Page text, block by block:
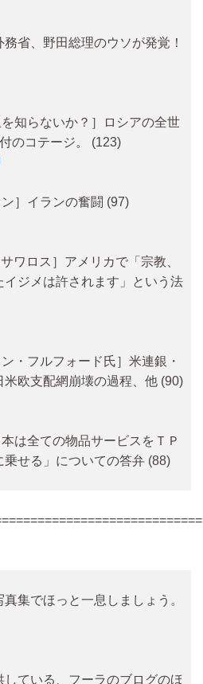
省、野田総理のウソが発覚！
知らないか？］ロシアの全世
のコテージ。 (123)
］イランの奮闘 (97)
ワロス］アメリカで「宗教、
イジメは許されます」という法
・フルフォード氏］米連銀・
米欧支配網崩壊の過程、他 (90)
は全ての物品サービスをＴＰ
乗せる」についての答弁 (88)
集でほっと一息しましょう。
ている、フーラのブログのほ